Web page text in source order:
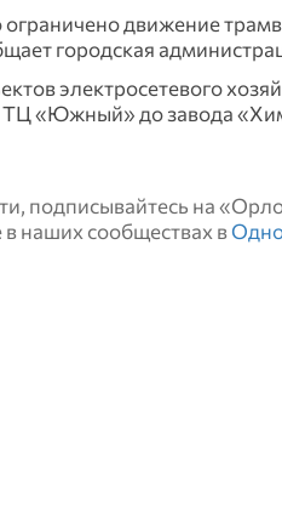
движение
городская
электросетевого
ТЦ «Южный» до завода
подписывайтесь на
в наших сообществах в